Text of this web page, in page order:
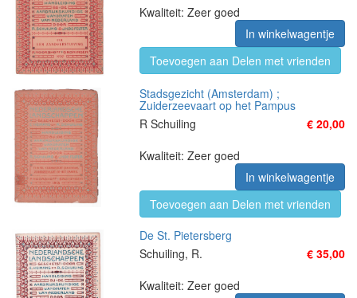
Kwaliteit: Zeer goed
In winkelwagentje
Toevoegen aan Delen met vrienden
Stadsgezicht (Amsterdam) ;
Zuiderzeevaart op het Pampus
R Schuiling
€ 20,00
Kwaliteit: Zeer goed
In winkelwagentje
Toevoegen aan Delen met vrienden
De St. Pietersberg
Schuiling, R.
€ 35,00
Kwaliteit: Zeer goed